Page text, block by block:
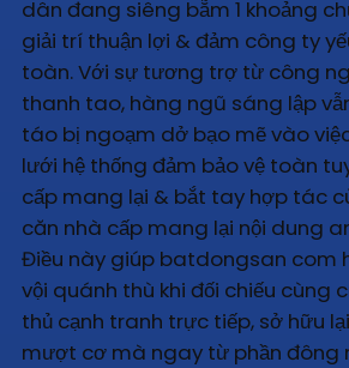
dân đang siêng bẵm 1 khoảng
giải trí thuận lợi & đảm công ty
toàn. Với sự tương trợ từ công
thanh tao, hàng ngũ sáng lập
táo bị ngoạm dở bạo mẽ vào
lưới hệ thống đảm bảo vệ toàn
cấp mang lại & bắt tay hợp tác
căn nhà cấp mang lại nội dung
Điều này giúp batdongsan com
vội quánh thù khi đối chiếu cùng
thủ cạnh tranh trực tiếp, sở hữu
mượt cơ mà ngay từ phần đông